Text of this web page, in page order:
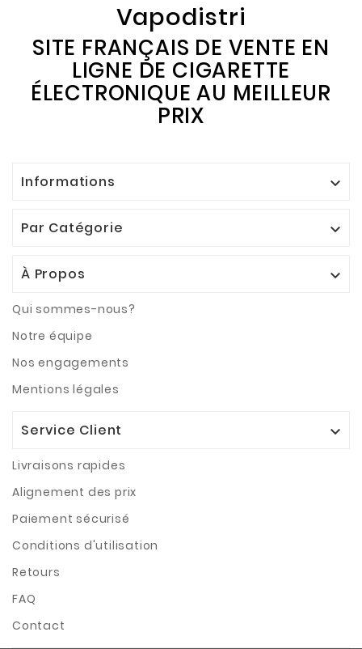
Vapodistri
SITE FRANÇAIS DE VENTE EN
LIGNE DE CIGARETTE
ÉLECTRONIQUE AU MEILLEUR
PRIX
Informations 
Par Catégorie 
À Propos 
Qui sommes-nous?
Notre équipe
Nos engagements
Mentions légales
Service Client 
Livraisons rapides
Alignement des prix
Paiement sécurisé
Conditions d'utilisation
Retours
FAQ
Contact